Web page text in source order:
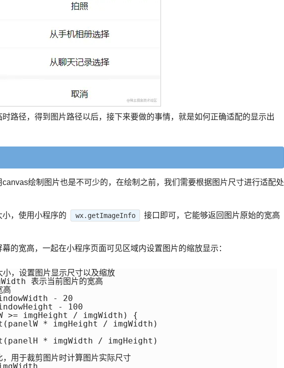
路径，得到图片路径以后，接下来要做的事情，就是如何正确适配的显示出
绘制图片也是不可少的，在绘制之前，我们需要根据图片尺寸进行适配处
，使用小程序的 wx.getImageInfo
接口即可，它能够返回图片原始的宽高
的宽高，一起在小程序页面可见区域内设置图片的缩放显示：
，设置图片显示尺寸以及缩放
表示当前图片的宽高
高
- 20
- 100
>= imgHeight / imgWidth) {
* imgHeight / imgWidth)
* imgWidth / imgHeight)
用于裁剪图片时计算图片实际尺寸